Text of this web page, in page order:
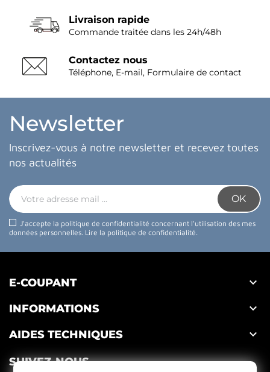
Livraison rapide
Commande traitée dans les 24h/48h
Contactez nous
Téléphone, E-mail, Formulaire de contact
Newsletter
Inscrivez-vous à notre newsletter et recevez toutes
nos actualités
J'accepte la politique de confidentialité concernant l'utilisation des mes
données personnelles. Lire la politique de confidentialité.
E-COUPANT 
INFORMATIONS 
AIDES TECHNIQUES 
SUIVEZ-NOUS